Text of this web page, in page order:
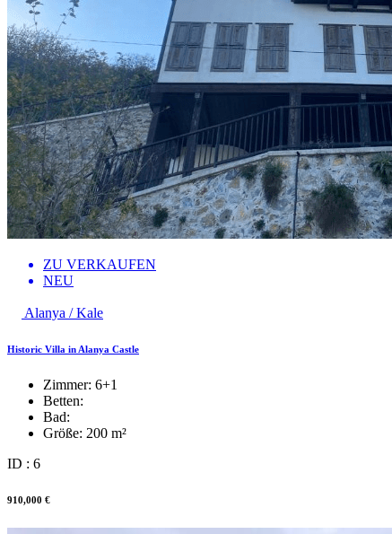
ZU VERKAUFEN
NEU
Alanya / Kale
Historic Villa in Alanya Castle
Zimmer: 6+1
Betten:
Bad:
Größe: 200 m²
ID : 6
910,000 €